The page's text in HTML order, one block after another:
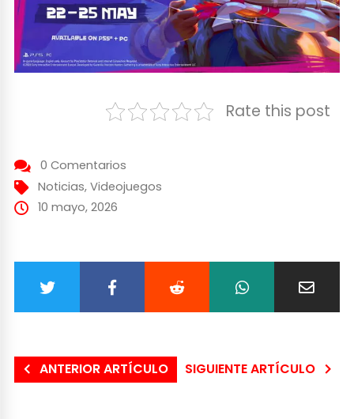
Rate this post
0 Comentarios
Noticias, Videojuegos
10 mayo, 2026
ANTERIOR ARTÍCULO SIGUIENTE ARTÍCULO